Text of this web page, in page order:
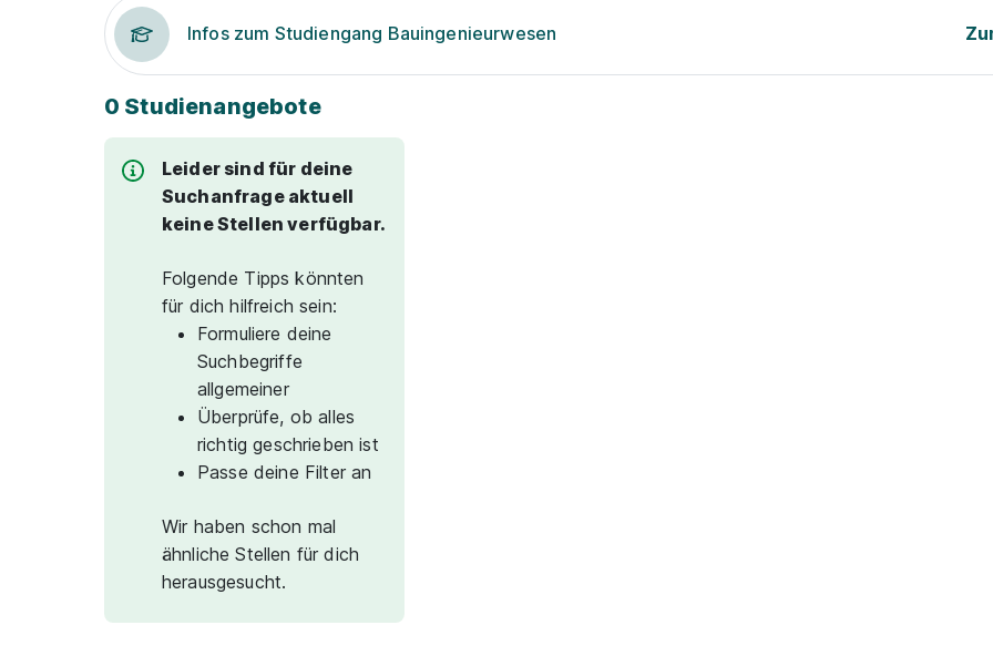
Infos zum Studiengang Bauingenieurwesen
0 Studienangebote
Leider sind für deine
Suchanfrage aktuell
keine Stellen verfügbar.
Folgende Tipps könnten
für dich hilfreich sein:
Formuliere deine
Suchbegriffe
allgemeiner
Überprüfe, ob alles
richtig geschrieben ist
Passe deine Filter an
Wir haben schon mal
ähnliche Stellen für dich
herausgesucht.